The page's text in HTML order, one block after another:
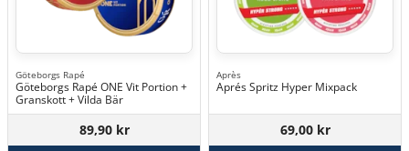
Göteborgs Rapé
Göteborgs Rapé ONE Vit Portion +
Granskott + Vilda Bär
89,90 kr
Après
Aprés Spritz Hyper Mixpack
69,00 kr